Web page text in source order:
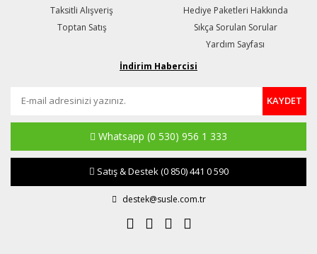
Taksitli Alışveriş
Toptan Satış
Hediye Paketleri Hakkında
Sıkça Sorulan Sorular
Yardım Sayfası
İndirim Habercisi
KAYDET
Whatsapp (0 530) 956 1 333
Satış & Destek(0 850) 441 0 590
destek@susle.com.tr